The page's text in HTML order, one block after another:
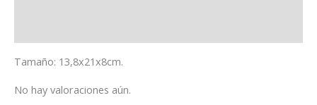
Tamaño: 13,8x21x8cm.
No hay valoraciones aún.